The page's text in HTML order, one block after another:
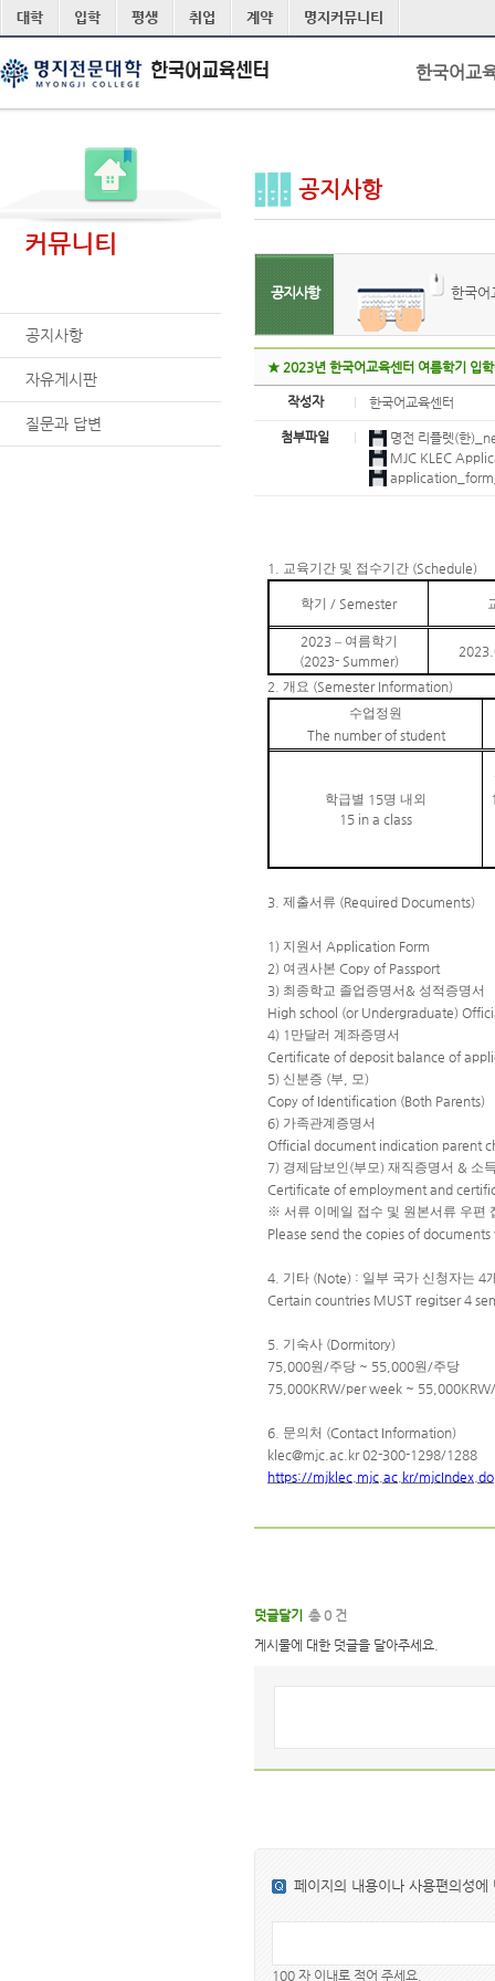
본문 바로가기
대학 입학 평생 취업 계약 명지커뮤니티
한국어교
커뮤니티
공지사항
자유게시판
질문과 답변
공지사항
공지사항 한국어
★ 2023년 한국어교육센터 여름학기 입
작성자 한국어교육센터
첨부파일
명전 리플렛(한
MJC KLEC
1. 교육기간 및 접수기간 (Schedule)
학기 / Semester
2023 – 여름학기
(2023- Summer)
2. 개요 (Semester Information)
수업정원
The number of student
학급별 15명 내외
15 in a class
3. 제출서류 (Required Documents)
1) 지원서 Application Form
2) 여권사본 Copy of Passport
3) 최종학교 졸업증명서& 성적증명서
High school (or Undergraduate)
4) 1 만달러 계좌증명서
Certificate of deposit balance of
5) 신분증 (부 모)
Copy of Identification (Both Parents)
6) 가족관계증명서
Official document indication parent
7) 경제담보인 (부모) 재직증명서 & 소
Certificate of employment and
※ 서류 이메일 접수 및 원본서류 우편
Please send the copies of
4. 기타 (Note) : 일부 국가 신청자는 4
Certain countries MUST regitser 4
5. 기숙사 (Dormitory)
75,000원/주당 ~ 55,000원/주당
75,000KRW/per week ~
6. 문의처 (Contact Information)
klec@mjc.ac.kr 02-300-1298/1288
https://mjklec.mjc.ac.kr/mjcIndex.do
덧글달기
총 0 건
게시물에 대한 덧글을 달아주세요.
페이지의 내용이나 사용편의성에
100 자 이내로 적어 주세요.